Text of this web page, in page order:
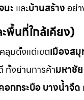
นะ และบ้านสร้างอย่
พื้นที่ใกล้เคียง)
ลุมตั้งแต่เขตเมืองส
ทั้งย่านการค้ามหาชั
อกกระบือ บางน้ำจืด